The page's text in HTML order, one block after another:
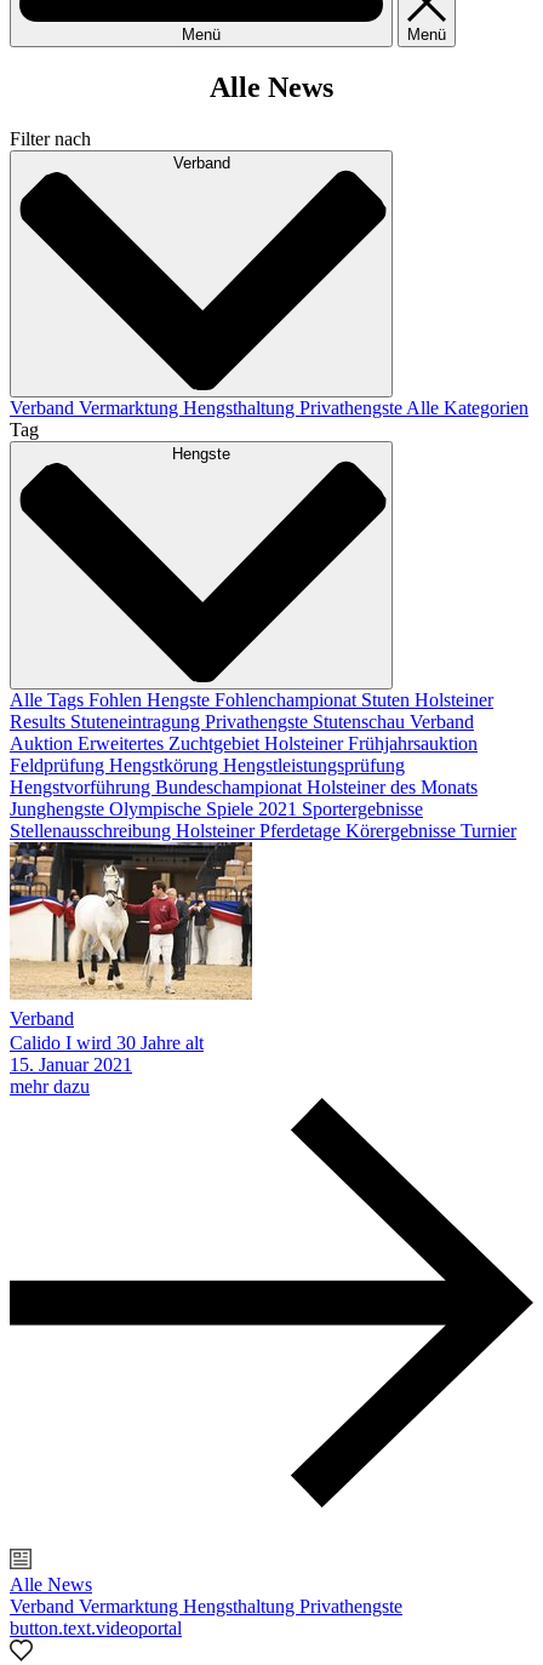
Menü Menü
Alle News
Filter nach
Verband
Verband Vermarktung Hengsthaltung PrivathengsteAlle Kategorien
Tag
Hengste
Alle Tags Fohlen Hengste Fohlenchampionat Stuten Holsteiner
Results Stuteneintragung Privathengste Stutenschau Verband
Auktion Erweitertes Zuchtgebiet Holsteiner Frühjahrsauktion
Feldprüfung Hengstkörung Hengstleistungsprüfung
Hengstvorführung Bundeschampionat Holsteiner des Monats
Junghengste Olympische Spiele 2021 Sportergebnisse
Stellenausschreibung Holsteiner Pferdetage Körergebnisse Turnier
Verband
Calido I wird 30 Jahre alt
15. Januar 2021
mehr dazu
Alle News
Verband Vermarktung Hengsthaltung Privathengste
button.text.videoportal